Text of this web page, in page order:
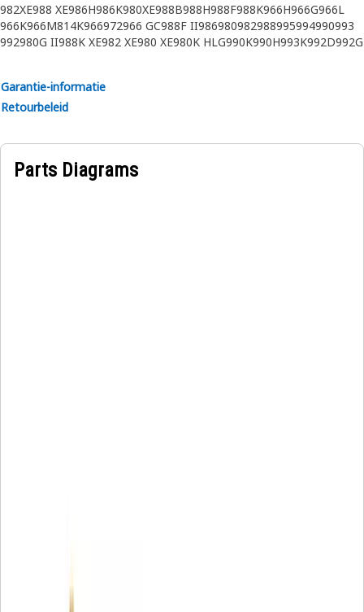
982XE988 XE986H986K980XE988B988H988F988K966H966G966L
966K966M814K966972966 GC988F II986980982988995994990993
992980G II988K XE982 XE980 XE980K HLG990K990H993K992D992G
Garantie-informatie
Retourbeleid
Parts Diagrams